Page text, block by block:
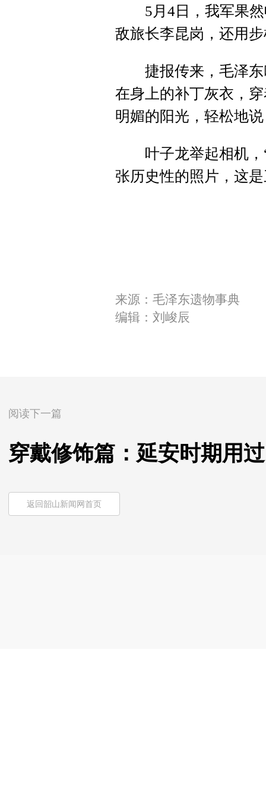
5月4日，我军果然
敌旅长李昆岗，还用
捷报传来，毛泽东
在身上的补丁灰衣，
明媚的阳光，轻松地
叶子龙举起相机，“
张历史性的照片，这
来源：毛泽东遗物事典
编辑：刘峻辰
阅读下一篇
穿戴修饰篇：延安时期用
返回韶山新闻网首页